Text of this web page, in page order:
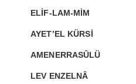
ELİF-LAM-MİM
AYET’EL KÜRSİ
AMENERRASÛLÜ
LEV ENZELNÂ